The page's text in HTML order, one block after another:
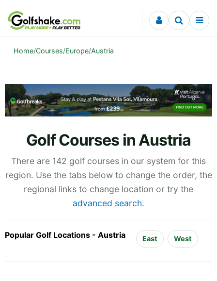
Skip to content
Home/Courses/Europe/Austria
Golf Courses in Austria
There are 142 golf courses in our system for this
region. Use the tabs below to change the order, the
regional links to change location or try the
advanced search.
Popular Golf Locations - Austria East West